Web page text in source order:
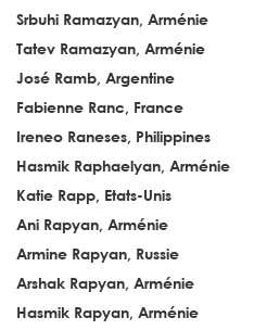
Srbuhi Ramazyan, Arménie
Tatev Ramazyan, Arménie
José Ramb, Argentine
Fabienne Ranc, France
Ireneo Raneses, Philippines
Hasmik Raphaelyan, Arménie
Katie Rapp, Etats-Unis
Ani Rapyan, Arménie
Armine Rapyan, Russie
Arshak Rapyan, Arménie
Hasmik Rapyan, Arménie